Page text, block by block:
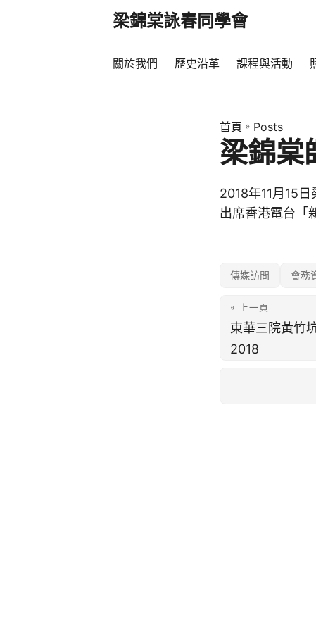
梁錦棠詠春同學會
關於我們 歷史沿革 課程與活動
首頁 » Posts
梁錦棠
2018年11月15
出席香港電台「
傳媒訪問 會務
« 上一頁
東華三院黃竹
2018